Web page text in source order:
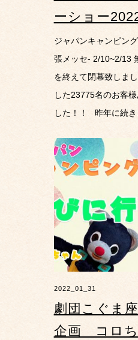
ーショー
ジャパンキャンピン
張メッセ- 2/10~2/13
を終えて閉幕致しま
した23775名のお客
した！！ 昨年に続き
2022_01_31
劇団こぐま
企画 コロち